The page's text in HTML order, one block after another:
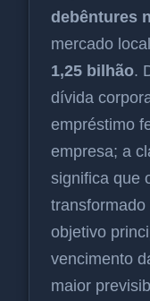
debêntures
mercado
1,25 bilhão.
dívida
empréstimo
empresa; a
significa que
objetivo
vencimento
maior